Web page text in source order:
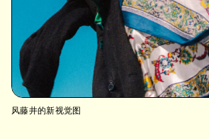
风藤井的新视觉图